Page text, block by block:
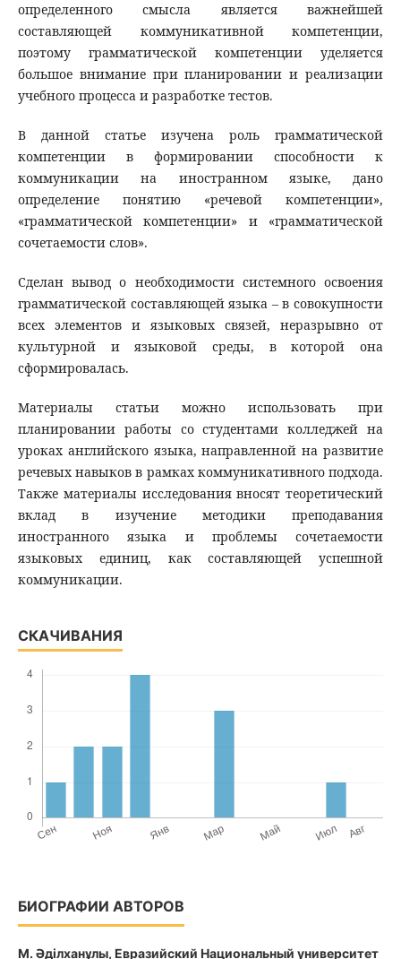
определенного смысла является важнейшей
составляющей коммуникативной компетенции,
поэтому грамматической компетенции уделяется
большое внимание при планировании и реализации
учебного процесса и разработке тестов.
В данной статье изучена роль грамматической
компетенции в формировании способности к
коммуникации на иностранном языке, дано
определение понятию «речевой компетенции»,
«грамматической компетенции» и «грамматической
сочетаемости слов».
Сделан вывод о необходимости системного освоения
грамматической составляющей языка – в совокупности
всех элементов и языковых связей, неразрывно от
культурной и языковой среды, в которой она
сформировалась.
Материалы статьи можно использовать при
планировании работы со студентами колледжей на
уроках английского языка, направленной на развитие
речевых навыков в рамках коммуникативного подхода.
Также материалы исследования вносят теоретический
вклад в изучение методики преподавания
иностранного языка и проблемы сочетаемости
языковых единиц, как составляющей успешной
коммуникации.
СКАЧИВАНИЯ
БИОГРАФИИ АВТОРОВ
М. Әділханұлы, Евразийский Национальный университет